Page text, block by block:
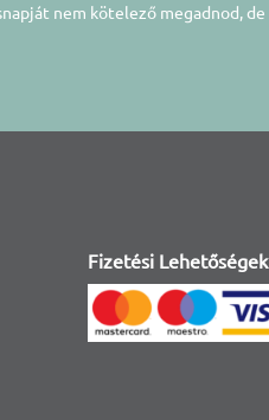
nem kötelező megadnod, de
Fizetési Lehetőségek